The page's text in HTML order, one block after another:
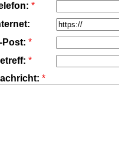
*
Post: *
*
*